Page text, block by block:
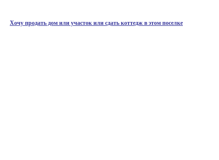
Хочу продать дом или участок или сдать коттедж в этом поселке